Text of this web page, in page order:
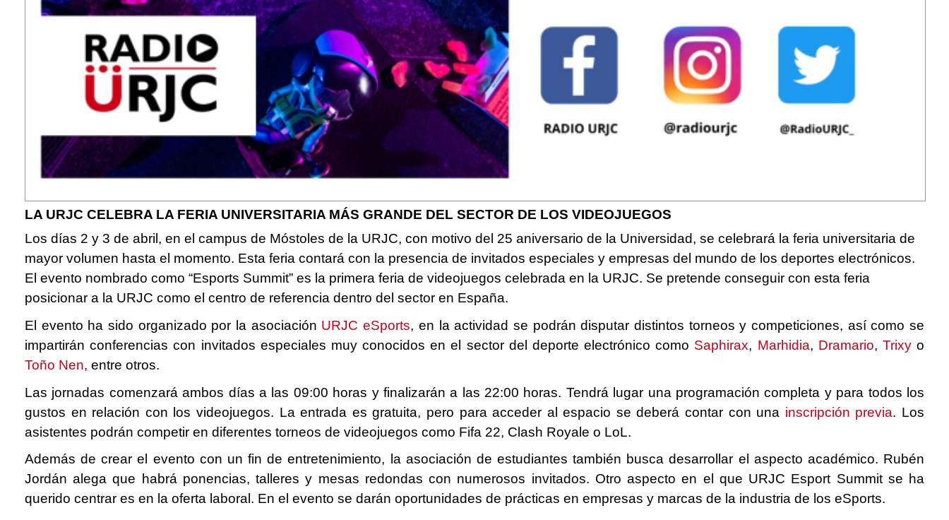
LA URJC CELEBRA LA FERIA UNIVERSITARIA MÁS GRANDE DEL SECTOR DE LOS VIDEOJUEGOS
Los días 2 y 3 de abril, en el campus de Móstoles de la URJC, con motivo del 25 aniversario de la Universidad, se celebrará la feria universitaria de
mayor volumen hasta el momento. Esta feria contará con la presencia de invitados especiales y empresas del mundo de los deportes electrónicos.
El evento nombrado como “Esports Summit” es la primera feria de videojuegos celebrada en la URJC. Se pretende conseguir con esta feria
posicionar a la URJC como el centro de referencia dentro del sector en España.
El evento ha sido organizado por la asociación URJC eSports, en la actividad se podrán disputar distintos torneos y competiciones, así como se
impartirán conferencias con invitados especiales muy conocidos en el sector del deporte electrónico como Saphirax, Marhidia, Dramario, Trixyo
Toño Nen, entre otros.
Las jornadas comenzará ambos días a las 09:00 horas y finalizarán a las 22:00 horas. Tendrá lugar una programación completa y para todos los
gustos en relación con los videojuegos. La entrada es gratuita, pero para acceder al espacio se deberá contar con una inscripción previa. Los
asistentes podrán competir en diferentes torneos de videojuegos como Fifa 22, Clash Royale o LoL.
Además de crear el evento con un fin de entretenimiento, la asociación de estudiantes también busca desarrollar el aspecto académico. Rubén
Jordán alega que habrá ponencias, talleres y mesas redondas con numerosos invitados. Otro aspecto en el que URJC Esport Summit se ha
querido centrar es en la oferta laboral. En el evento se darán oportunidades de prácticas en empresas y marcas de la industria de los eSports.